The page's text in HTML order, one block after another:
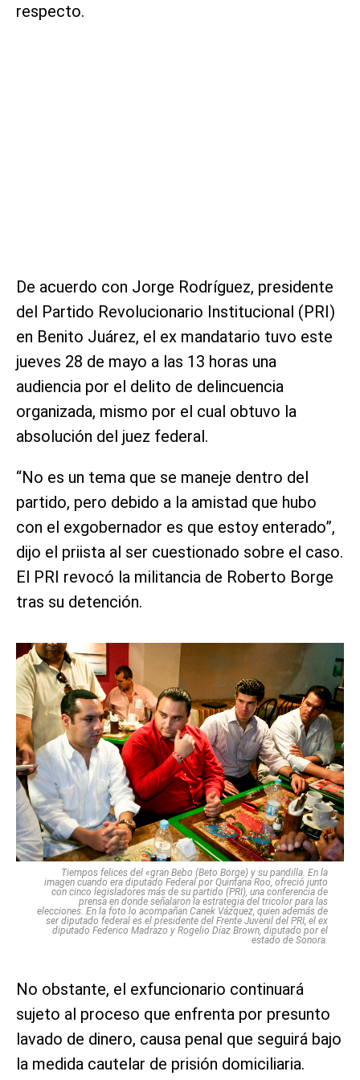
respecto.
De acuerdo con Jorge Rodríguez, presidente
del Partido Revolucionario Institucional (PRI)
en Benito Juárez, el ex mandatario tuvo este
jueves 28 de mayo a las 13 horas una
audiencia por el delito de delincuencia
organizada, mismo por el cual obtuvo la
absolución del juez federal.
“No es un tema que se maneje dentro del
partido, pero debido a la amistad que hubo
con el exgobernador es que estoy enterado”,
dijo el priista al ser cuestionado sobre el caso.
El PRI revocó la militancia de Roberto Borge
tras su detención.
Tiempos felices del «gran Bebo (Beto Borge) y su pandilla. En la
imagen cuando era diputado Federal por Quintana Roo, ofreció junto
con cinco legisladores más de su partido (PRI), una conferencia de
prensa en donde señalaron la estrategia del tricolor para las
elecciones. En la foto lo acompañan Canek Vázquez, quien además de
ser diputado federal es el presidente del Frente Juvenil del PRI, el ex
diputado Federico Madrazo y Rogelio Díaz Brown, diputado por el
estado de Sonora.
No obstante, el exfuncionario continuará
sujeto al proceso que enfrenta por presunto
lavado de dinero, causa penal que seguirá bajo
la medida cautelar de prisión domiciliaria.